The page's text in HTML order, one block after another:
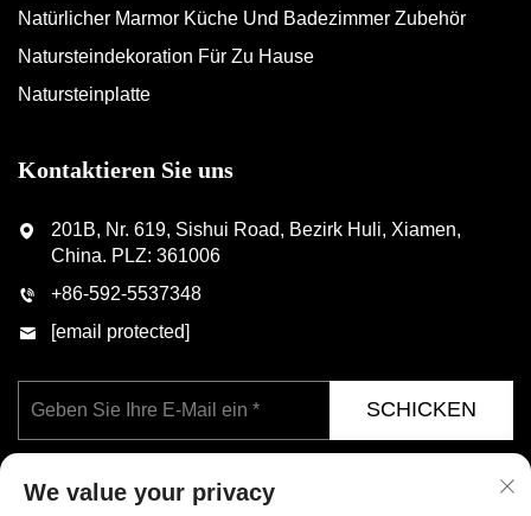
Natürlicher Marmor Küche Und Badezimmer Zubehör
Natursteindekoration Für Zu Hause
Natursteinplatte
Kontaktieren Sie uns
201B, Nr. 619, Sishui Road, Bezirk Huli, Xiamen,
China. PLZ: 361006
+86-592-5537348
[email protected]
SCHICKEN
We value your privacy